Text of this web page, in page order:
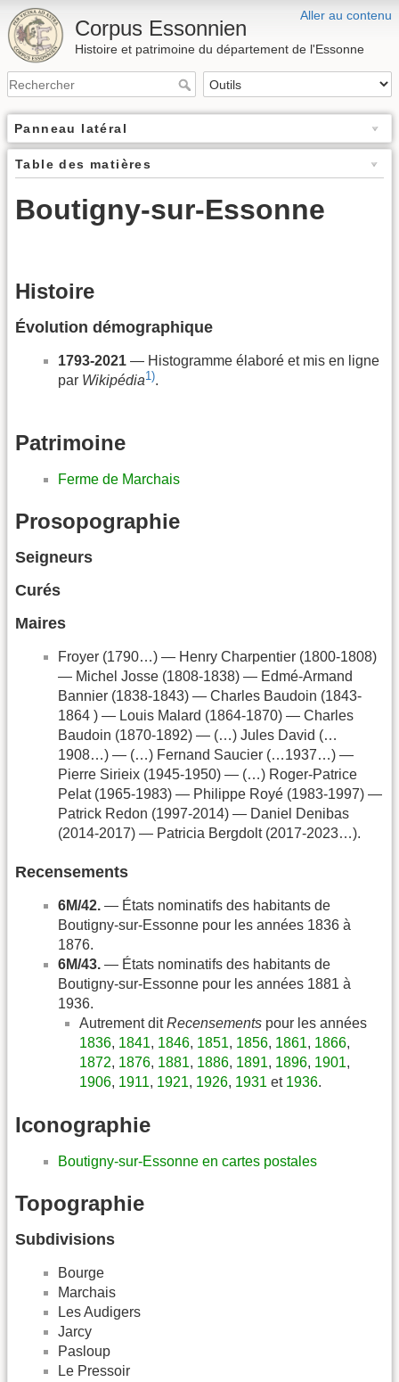
Aller au contenu
Corpus Essonnien
Histoire et patrimoine du département de l'Essonne
Panneau latéral
Table des matières
Boutigny-sur-Essonne
Histoire
Évolution démographique
1793-2021 — Histogramme élaboré et mis en ligne
par Wikipédia1).
Patrimoine
Ferme de Marchais
Prosopographie
Seigneurs
Curés
Maires
Froyer (1790…) — Henry Charpentier (1800-1808)
— Michel Josse (1808-1838) — Edmé-Armand
Bannier (1838-1843) — Charles Baudoin (1843-
1864 ) — Louis Malard (1864-1870) — Charles
Baudoin (1870-1892) — (…) Jules David (…
1908…) — (…) Fernand Saucier (…1937…) —
Pierre Sirieix (1945-1950) — (…) Roger-Patrice
Pelat (1965-1983) — Philippe Royé (1983-1997) —
Patrick Redon (1997-2014) — Daniel Denibas
(2014-2017) — Patricia Bergdolt (2017-2023…).
Recensements
6M/42. — États nominatifs des habitants de
Boutigny-sur-Essonne pour les années 1836 à
1876.
6M/43. — États nominatifs des habitants de
Boutigny-sur-Essonne pour les années 1881 à
1936.
Autrement ditRecensements pour les années
1836, 1841, 1846, 1851, 1856, 1861, 1866,
1872, 1876, 1881, 1886, 1891, 1896, 1901,
1906, 1911, 1921, 1926, 1931 et 1936.
Iconographie
Boutigny-sur-Essonne en cartes postales
Topographie
Subdivisions
Bourge
Marchais
Les Audigers
Jarcy
Pasloup
Le Pressoir